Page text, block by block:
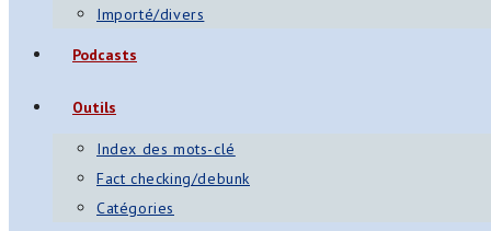
Importé/divers
Podcasts
Outils
Index des mots-clé
Fact checking/debunk
Catégories